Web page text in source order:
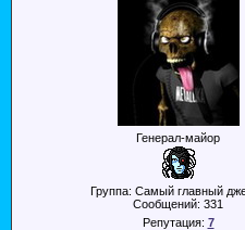
Генерал-майор
Группа: Самый главный
Сообщений: 331
Репутация: 7